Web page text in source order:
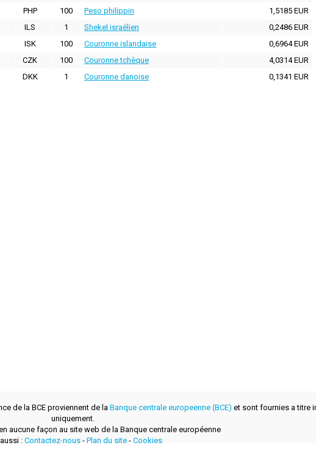
PHP
100 Peso philippin
1,5185 EUR
ILS
1 Shekel israélien
0,2486 EUR
ISK
100 Couronne islandaise
0,6964 EUR
CZK
100 Couronne tchèque
4,0314 EUR
DKK
1 Couronne danoise 0,1341 EUR
de la BCE proviennent de la Banque centrale europeenne (BCE) et sont fournies a titre
uniquement.
aucune façon au site web de la Banque centrale européenne
:Contactez-nous- Plan du site- Cookies